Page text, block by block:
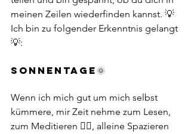
meinen Zeilen wiederfinden kannst. 💡
Ich bin zu folgender Erkenntnis gelangt
💡:
SONNENTAGE🌞
Wenn ich mich gut um mich selbst
kümmere, mir Zeit nehme zum Lesen,
zum Meditieren 🧘‍♀️, alleine Spazieren